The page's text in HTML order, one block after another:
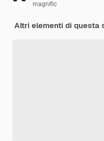
magnific
Altri elementi di questa